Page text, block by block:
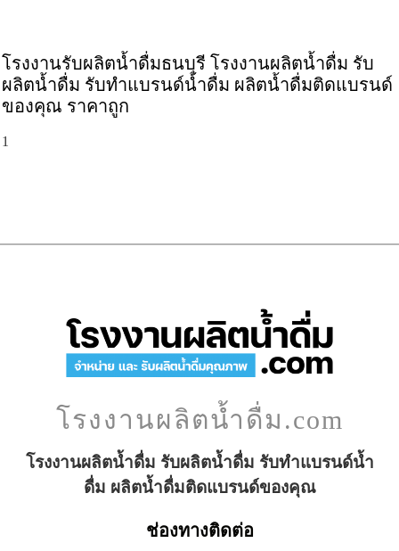
โรงงานรับผลิตน้ำดื่มธนบุรี โรงงานผลิตน้ำดื่ม รับ
ผลิตน้ำดื่ม รับทำแบรนด์น้ำดื่ม ผลิตน้ำดื่มติดแบรนด์
ของคุณ ราคาถูก
โรงงานผลิตน้ำดื่ม.com
โรงงานผลิตน้ำดื่ม รับผลิตน้ำดื่ม รับทำแบรนด์น้ำ
ดื่ม ผลิตน้ำดื่มติดแบรนด์ของคุณ
ช่องทางติดต่อ